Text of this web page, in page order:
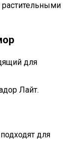
растительными
для
Лайт.
для